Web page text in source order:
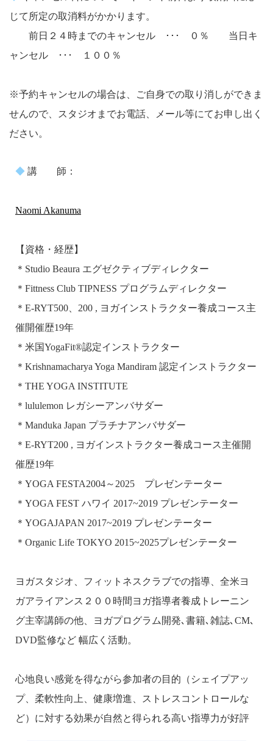
じて所定の取消料がかかります。
前日２４時までのキャンセル ･･･ ０％ 当日キ
ャンセル ･･･ １００％
※予約キャンセルの場合は、ご自身での取り消しができま
せんので、スタジオまでお電話、メール等にてお申し出く
ださい。
◆ 講 師：
Naomi Akanuma
【資格・経歴】
＊Studio Beaura エグゼクティブディレクター
＊Fittness Club TIPNESS プログラムディレクター
＊E-RYT500、200 , ヨガインストラクター養成コース主
催開催歴19年
＊米国YogaFit®認定インストラクター
＊Krishnamacharya Yoga Mandiram 認定インストラクター
＊THE YOGA INSTITUTE
＊lululemon レガシーアンバサダー
＊Manduka Japan プラチナアンバサダー
＊E-RYT200 , ヨガインストラクター養成コース主催開
催歴19年
＊YOGA FESTA2004～2025 プレゼンテーター
＊YOGA FEST ハワイ 2017~2019 プレゼンテーター
＊YOGAJAPAN 2017~2019 プレゼンテーター
＊Organic Life TOKYO 2015~2025プレゼンテーター
ヨガスタジオ、フィットネスクラブでの指導、全米ヨ
ガアライアンス２００時間ヨガ指導者養成トレーニン
グ主宰講師の他、ヨガプログラム開発､書籍､雑誌､CM､
DVD監修など 幅広く活動。
心地良い感覚を得ながら参加者の目的（シェイプアッ
プ、柔軟性向上、健康増進、ストレスコントロールな
ど）に対する効果が自然と得られる高い指導力が好評